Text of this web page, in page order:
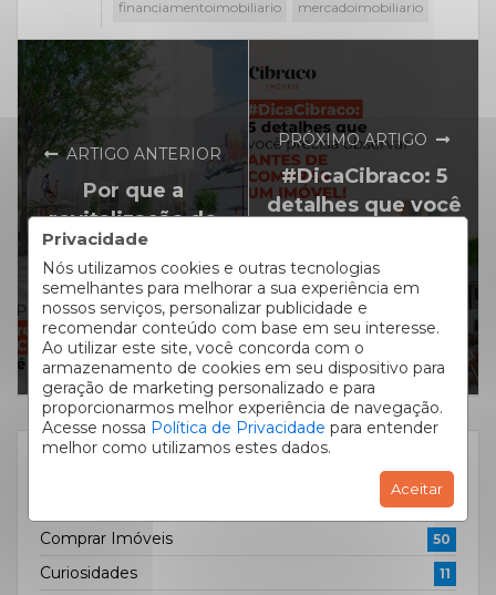
Privacidade
Nós utilizamos cookies e outras tecnologias
semelhantes para melhorar a sua experiência em
nossos serviços, personalizar publicidade e
recomendar conteúdo com base em seu interesse.
Ao utilizar este site, você concorda com o
armazenamento de cookies em seu dispositivo para
geração de marketing personalizado e para
proporcionarmos melhor experiência de navegação.
Acesse nossa Política de Privacidade para entender
melhor como utilizamos estes dados.
Aceitar
financiamentoimobiliario mercadoimobiliario
ARTIGO ANTERIOR
Por que a
revitalização do
Centro de Curitiba
é tão importante?
PRÓXIMO ARTIGO
#DicaCibraco: 5
detalhes que você
antes de comprar
um imóvel!
72
Comprar Imóveis 50
Curiosidades 11